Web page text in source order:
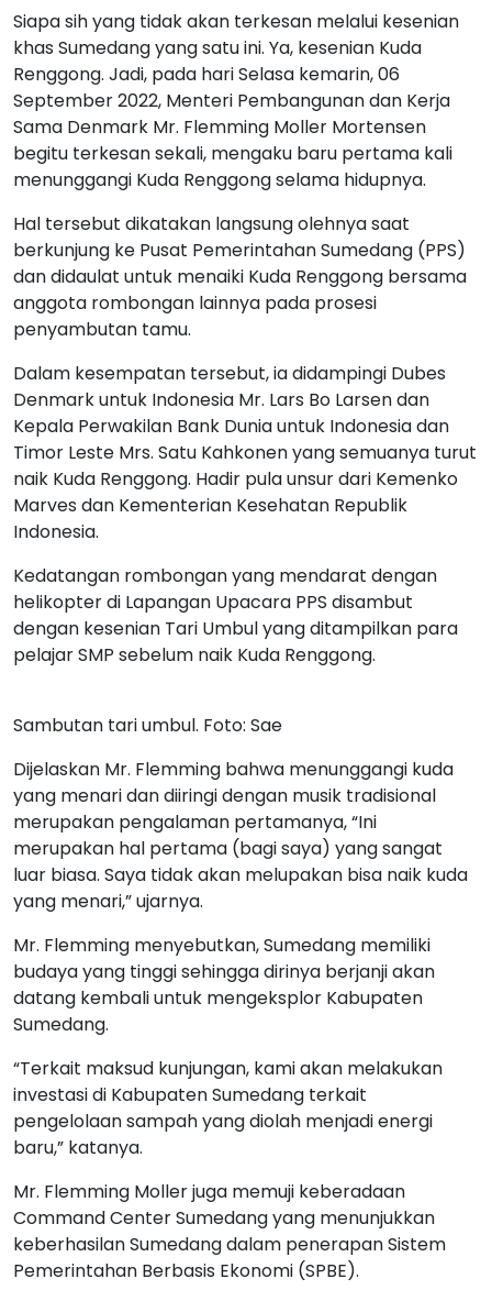
Siapa sih yang tidak akan terkesan melalui kesenian
khas Sumedang yang satu ini. Ya, kesenian Kuda
Renggong. Jadi, pada hari Selasa kemarin, 06
September 2022, Menteri Pembangunan dan Kerja
Sama Denmark Mr. Flemming Moller Mortensen
begitu terkesan sekali, mengaku baru pertama kali
menunggangi Kuda Renggong selama hidupnya.
Hal tersebut dikatakan langsung olehnya saat
berkunjung ke Pusat Pemerintahan Sumedang (PPS)
dan didaulat untuk menaiki Kuda Renggong bersama
anggota rombongan lainnya pada prosesi
penyambutan tamu.
Dalam kesempatan tersebut, ia didampingi Dubes
Denmark untuk Indonesia Mr. Lars Bo Larsen dan
Kepala Perwakilan Bank Dunia untuk Indonesia dan
Timor Leste Mrs. Satu Kahkonen yang semuanya turut
naik Kuda Renggong. Hadir pula unsur dari Kemenko
Marves dan Kementerian Kesehatan Republik
Indonesia.
Kedatangan rombongan yang mendarat dengan
helikopter di Lapangan Upacara PPS disambut
dengan kesenian Tari Umbul yang ditampilkan para
pelajar SMP sebelum naik Kuda Renggong.
Sambutan tari umbul. Foto: Sae
Dijelaskan Mr. Flemming bahwa menunggangi kuda
yang menari dan diiringi dengan musik tradisional
merupakan pengalaman pertamanya, “Ini
merupakan hal pertama (bagi saya) yang sangat
luar biasa. Saya tidak akan melupakan bisa naik kuda
yang menari,” ujarnya.
Mr. Flemming menyebutkan, Sumedang memiliki
budaya yang tinggi sehingga dirinya berjanji akan
datang kembali untuk mengeksplor Kabupaten
Sumedang.
“Terkait maksud kunjungan, kami akan melakukan
investasi di Kabupaten Sumedang terkait
pengelolaan sampah yang diolah menjadi energi
baru,” katanya.
Mr. Flemming Moller juga memuji keberadaan
Command Center Sumedang yang menunjukkan
keberhasilan Sumedang dalam penerapan Sistem
Pemerintahan Berbasis Ekonomi (SPBE).